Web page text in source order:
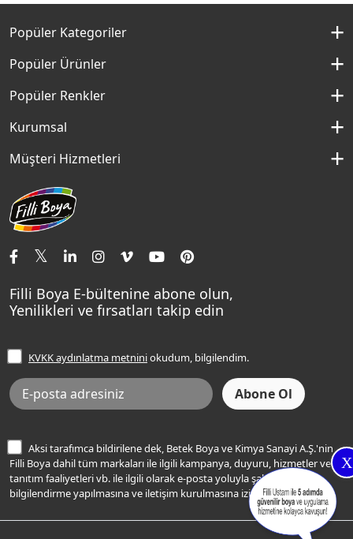
X
Popüler Kategoriler
İç Cephe Boyaları
İç Cephe Renkleri
Dış Cephe Renkleri
Mobilya Boyaları
Macun ve Astarlar
Yapı Kimyasalları
Tavan Boyaları
Ev Bakım ve Hobi Boyaları
Yatak Odası Renkleri
Popüler Ürünler
Momento Silan
Panel Kapı Boyası
Aqualux
Momento Max Cleanix
Sentomaxx Sentetik Boya
Sentomaxx İpeksi Mat
Momento Life
Popüler Renkler
Kırık Beyaz Rengi
Aydan Rengi
Fildişi Rengi
Andezit Rengi
Şampanya Rengi
Açık Mavi Rengi
Frezya Rengi
Kurumsal
Hakkımızda
Basın Odası
İletişim Bilgilerimiz
Müşteri Hizmetleri
İletişim Formu
Satış Noktaları
Renk Danışma
Filli Ustam
Sıkça Sorulan Sorular
Ücretsiz Yalıtım Keşif Hizmeti
Bilgi Toplumu Hizmetleri
İnternet Sitesi Kullanım Koşulları
KVKK Talep Formu
KVKK Aydınlatma Metni
Filli Boya E-bültenine abone olun,
Yenilikleri ve fırsatları takip edin
KVKK aydınlatma metniniokudum, bilgilendim.
Aksi tarafımca bildirilene dek, Betek Boya ve Kimya Sanayi A.Ş.'nin
Filli Boya dahil tüm markaları ile ilgili kampanya, duyuru, hizmetler ve
tanıtım faaliyetleri vb. ile ilgili olarak e-posta yoluyla şahsıma
bilgilendirme yapılmasına ve iletişim kurulmasına izin veriyorum.